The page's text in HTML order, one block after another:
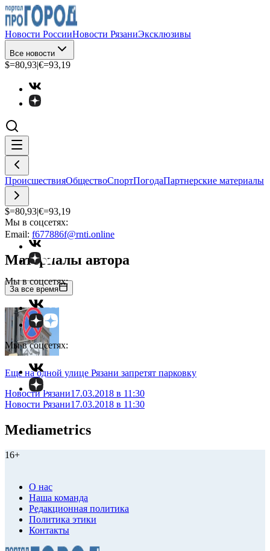
Новости РоссииНовости РязаниЭксклюзивы
Все новости
$=80,93|€=93,19
ПроисшествияОбществоСпортПогодаПартнерские материалы
$=80,93|€=93,19
Мы в соцсетях:
Мы в соцсетях:
Мы в соцсетях:
Email: f677886f@rnti.online
Материалы автора
За все время
Еще на одной улице Рязани запретят парковку
Новости Рязани17.03.2018 в 11:30
Новости Рязани17.03.2018 в 11:30
Mediametrics
16+
О нас
Наша команда
Редакционная политика
Политика этики
Контакты